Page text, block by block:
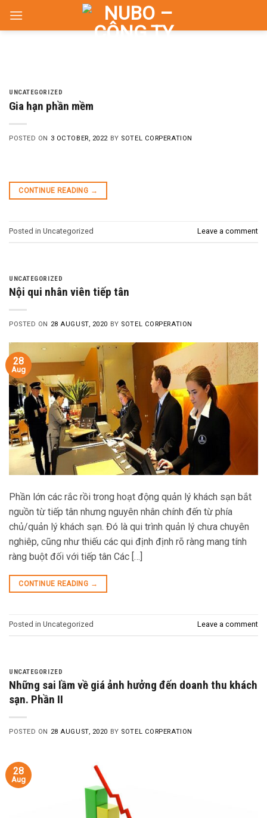
UNCATEGORIZED
Gia hạn phần mềm
POSTED ON 3 OCTOBER, 2022 BY SOTEL CORPERATION
CONTINUE READING →
Posted in Uncategorized Leave a comment
UNCATEGORIZED
Nội qui nhân viên tiếp tân
POSTED ON 28 AUGUST, 2020 BY SOTEL CORPERATION
28
Aug
Phần lớn các rắc rồi trong hoạt động quản lý khách sạn bắt
nguồn từ tiếp tân nhưng nguyên nhân chính đến từ phía
chủ/quản lý khách sạn. Đó là qui trình quản lý chưa chuyên
nghiêp, cũng như thiếu các qui định định rõ ràng mang tính
ràng buột đối với tiếp tân Các […]
CONTINUE READING →
Posted in Uncategorized Leave a comment
UNCATEGORIZED
Những sai lầm về giá ảnh hưởng đến doanh thu khách
sạn. Phần II
POSTED ON 28 AUGUST, 2020 BY SOTEL CORPERATION
28
Aug